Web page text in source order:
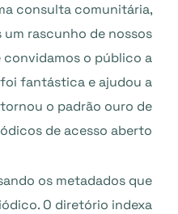
consulta comunitária,
rascunho de nossos
o público a
fantástica e ajudou a
o padrão ouro de
de acesso aberto.
os metadados que
O diretório indexa